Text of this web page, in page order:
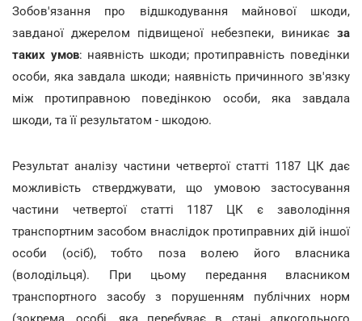
Зобов'язання про відшкодування майнової шкоди,
завданої джерелом підвищеної небезпеки, виникає за
таких умов: наявність шкоди; протиправність поведінки
особи, яка завдала шкоди; наявність причинного зв'язку
між протиправною поведінкою особи, яка завдала
шкоди, та її результатом - шкодою.
Результат аналізу частини четвертої статті 1187 ЦК дає
можливість стверджувати, що умовою застосування
частини четвертої статті 1187 ЦК є заволодіння
транспортним засобом внаслідок протиправних дій іншої
особи (осіб), тобто поза волею його власника
(володільця). При цьому передання власником
транспортного засобу з порушенням публічних норм